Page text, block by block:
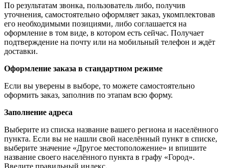
По результатам звонка, пользователь либо, получив
уточнения, самостоятельно оформляет заказ, укомплектовав
его необходимыми позициями, либо соглашается на
оформление в том виде, в котором есть сейчас. Получает
подтверждение на почту или на мобильный телефон и ждёт
доставки.
Оформление заказа в стандартном режиме
Если вы уверены в выборе, то можете самостоятельно
оформить заказ, заполнив по этапам всю форму.
Заполнение адреса
Выберите из списка название вашего региона и населённого
пункта. Если вы не нашли свой населённый пункт в списке,
выберите значение «Другое местоположение» и впишите
название своего населённого пункта в графу «Город».
Введите правильный индекс.